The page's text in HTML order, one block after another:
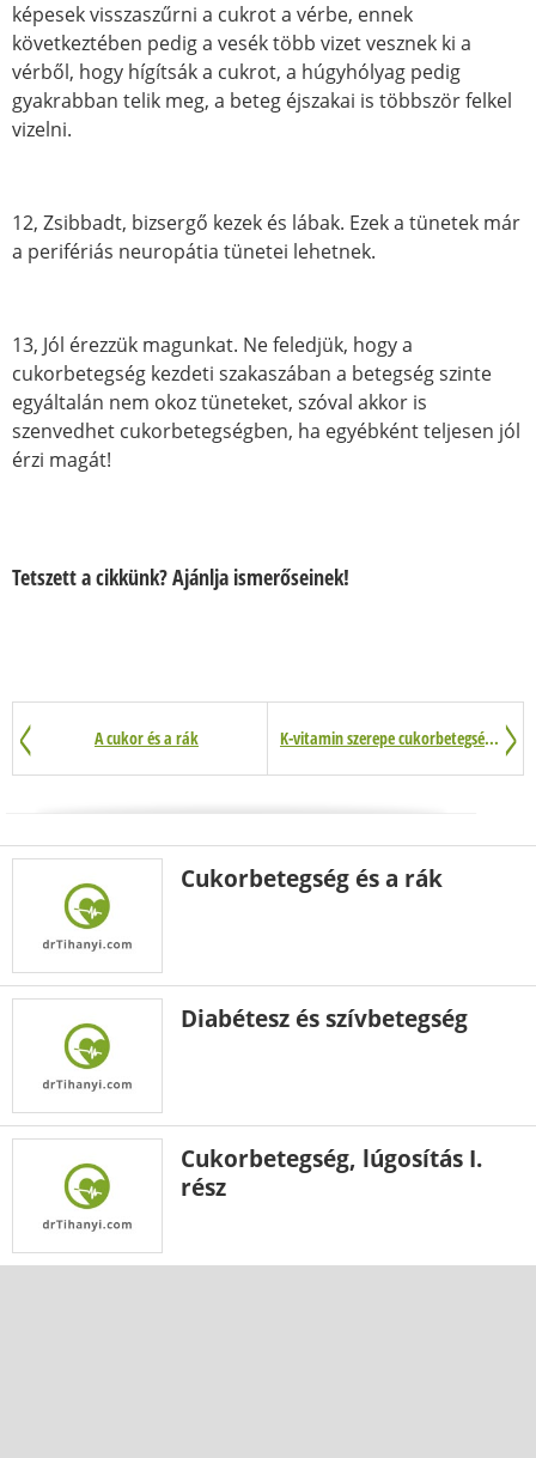
képesek visszaszűrni a cukrot a vérbe, ennek
következtében pedig a vesék több vizet vesznek ki a
vérből, hogy hígítsák a cukrot, a húgyhólyag pedig
gyakrabban telik meg, a beteg éjszakai is többször felkel
vizelni.
12, Zsibbadt, bizsergő kezek és lábak. Ezek a tünetek már
a perifériás neuropátia tünetei lehetnek.
13, Jól érezzük magunkat. Ne feledjük, hogy a
cukorbetegség kezdeti szakaszában a betegség szinte
egyáltalán nem okoz tüneteket, szóval akkor is
szenvedhet cukorbetegségben, ha egyébként teljesen jól
érzi magát!
Tetszett a cikkünk? Ajánlja ismerőseinek!
A cukor és a rák K-vitamin szerepe cukorbetegségben
Cukorbetegség és a rák
Diabétesz és szívbetegség
Cukorbetegség, lúgosítás I.
rész